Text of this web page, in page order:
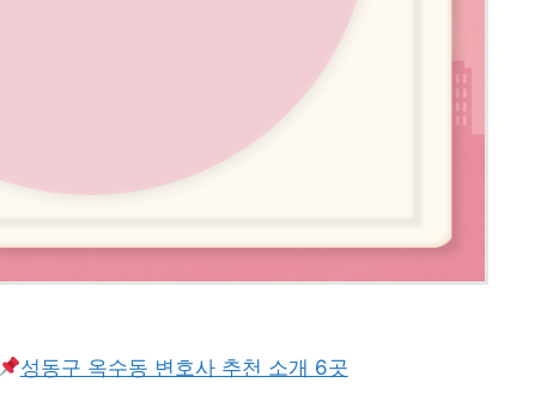
성동구 옥수동 변호사 추천 소개 6곳